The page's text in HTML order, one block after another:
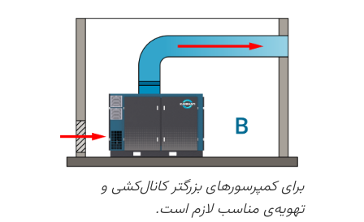
برای کمپرسورهای بزرگتر کانال‌کشی و
تهویه‌ی مناسب لازم است.